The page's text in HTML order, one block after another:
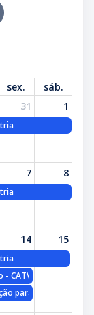
sex.
sáb.
de Vibração
de Vibração
31 1
vibração - CATV -
7 8
CATV - Módulo III
para Analista de
para Analista de
14 15